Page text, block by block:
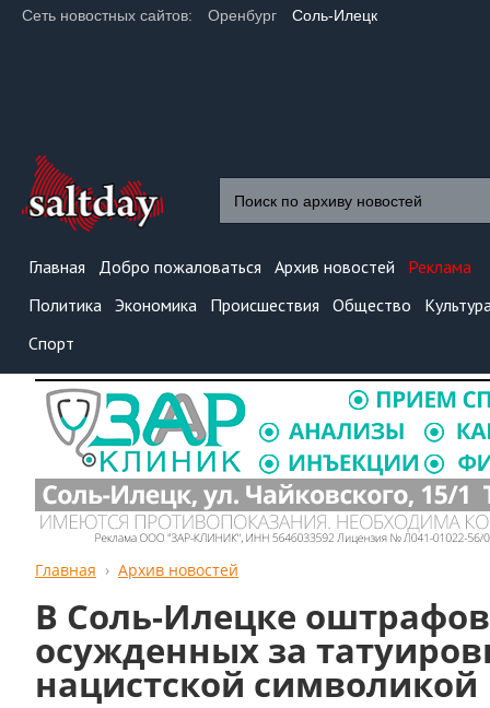
Сеть новостных сайтов: Оренбург Соль-Илецк
Главная Добро пожаловаться Архив новостей
Реклама
Политика Экономика Происшествия Общество
Спорт
Главная Архив новостей
В Соль-Илецке
осужденных за
нацистской символикой